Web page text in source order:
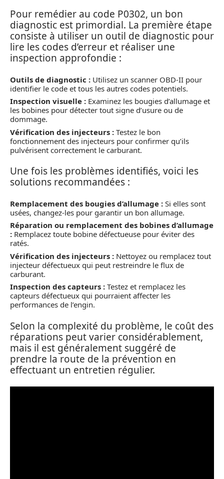
Pour remédier au code P0302, un bon
diagnostic est primordial. La première étape
consiste à utiliser un outil de diagnostic pour
lire les codes d’erreur et réaliser une
inspection approfondie :
Outils de diagnostic : Utilisez un scanner OBD-II pour
identifier le code et tous les autres codes potentiels.
Inspection visuelle : Examinez les bougies d’allumage et
les bobines pour détecter tout signe d’usure ou de
dommage.
Vérification des injecteurs : Testez le bon
fonctionnement des injecteurs pour confirmer qu’ils
pulvérisent correctement le carburant.
Une fois les problèmes identifiés, voici les
solutions recommandées :
Remplacement des bougies d’allumage : Si elles sont
usées, changez-les pour garantir un bon allumage.
Réparation ou remplacement des bobines d’allumage
: Remplacez toute bobine défectueuse pour éviter des
ratés.
Vérification des injecteurs : Nettoyez ou remplacez tout
injecteur défectueux qui peut restreindre le flux de
carburant.
Inspection des capteurs : Testez et remplacez les
capteurs défectueux qui pourraient affecter les
performances de l’engin.
Selon la complexité du problème, le coût des
réparations peut varier considérablement,
mais il est généralement suggéré de
prendre la route de la prévention en
effectuant un entretien régulier.